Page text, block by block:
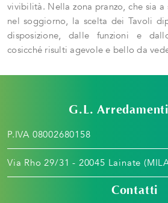
vivibilità. Nella zona pranzo, che sia a
nel soggiorno, la scelta dei Tavoli
disposizione, dalle funzioni e
cosicché risulti agevole e bello da
G.L.
P.IVA 08002680158
Via Rho 29/31 - 20045 Lainate
Contatti